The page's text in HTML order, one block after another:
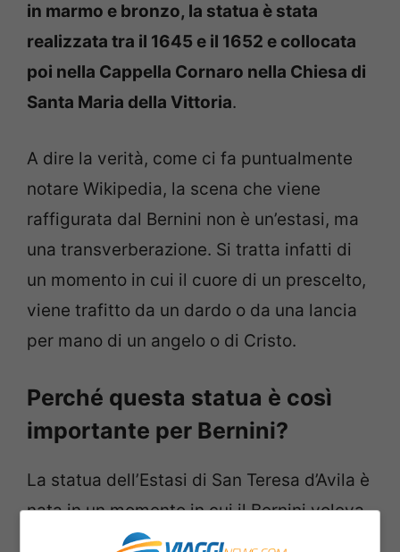
in marmo e bronzo, la statua è stata
realizzata tra il 1645 e il 1652 e collocata
poi nella Cappella Cornaro nella Chiesa di
Santa Maria della Vittoria.
A dire la verità, come ci fa puntualmente
notare Wikipedia, la scena che viene
raffigurata dal Bernini non è un’estasi, ma
una transverberazione. Si tratta infatti di
un momento in cui il cuore di un prescelto,
viene trafitto da un dardo o da una lancia
per mano di un angelo o di Cristo.
Perché questa statua è così
importante per Bernini?
La statua dell’Estasi di San Teresa d’Avila è
nata in un momento in cui il Bernini voleva
far vedere tutte le sue capacità di scultore